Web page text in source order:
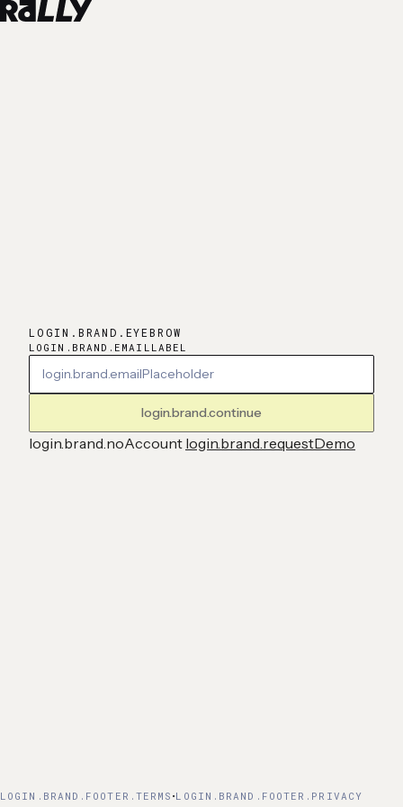
LOGIN.BRAND.EYEBROW
LOGIN.BRAND.EMAILLABEL
login.brand.continue
login.brand.noAccount login.brand.requestDemo
LOGIN.BRAND.FOOTER.TERMS ·LOGIN.BRAND.FOOTER.PRIVACY